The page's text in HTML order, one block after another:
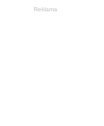
Reklama